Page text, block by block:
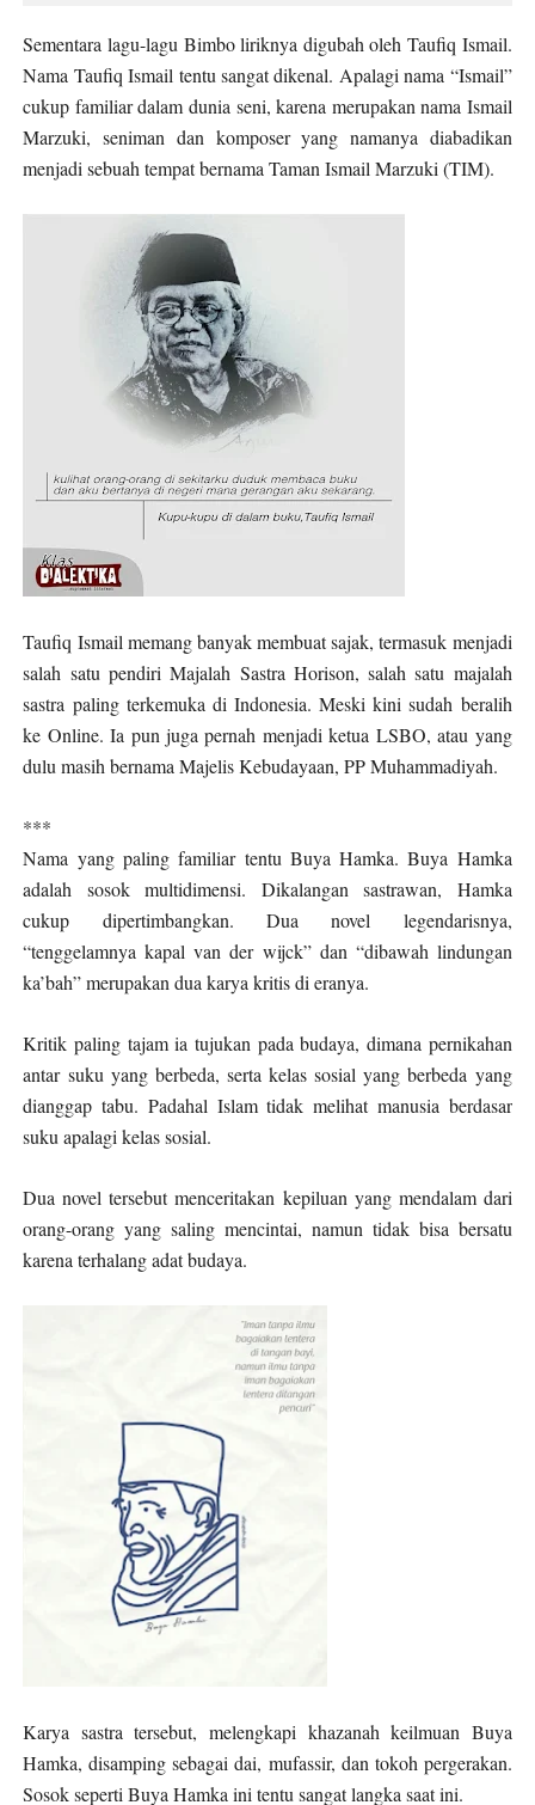
Sementara lagu-lagu Bimbo liriknya digubah oleh Taufiq Ismail.
Nama Taufiq Ismail tentu sangat dikenal. Apalagi nama “Ismail”
cukup familiar dalam dunia seni, karena merupakan nama Ismail
Marzuki, seniman dan komposer yang namanya diabadikan
menjadi sebuah tempat bernama Taman Ismail Marzuki (TIM).
Taufiq Ismail memang banyak membuat sajak, termasuk menjadi
salah satu pendiri Majalah Sastra Horison, salah satu majalah
sastra paling terkemuka di Indonesia. Meski kini sudah beralih
ke Online. Ia pun juga pernah menjadi ketua LSBO, atau yang
dulu masih bernama Majelis Kebudayaan, PP Muhammadiyah.
***
Nama yang paling familiar tentu Buya Hamka. Buya Hamka
adalah sosok multidimensi. Dikalangan sastrawan, Hamka
cukup dipertimbangkan. Dua novel legendarisnya,
“tenggelamnya kapal van der wijck” dan “dibawah lindungan
ka’bah” merupakan dua karya kritis di eranya.
Kritik paling tajam ia tujukan pada budaya, dimana pernikahan
antar suku yang berbeda, serta kelas sosial yang berbeda yang
dianggap tabu. Padahal Islam tidak melihat manusia berdasar
suku apalagi kelas sosial.
Dua novel tersebut menceritakan kepiluan yang mendalam dari
orang-orang yang saling mencintai, namun tidak bisa bersatu
karena terhalang adat budaya.
Karya sastra tersebut, melengkapi khazanah keilmuan Buya
Hamka, disamping sebagai dai, mufassir, dan tokoh pergerakan.
Sosok seperti Buya Hamka ini tentu sangat langka saat ini.